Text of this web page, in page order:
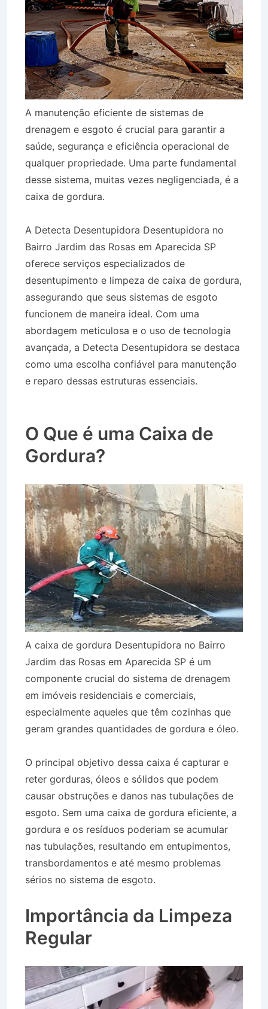
A manutenção eficiente de sistemas de
drenagem e esgoto é crucial para garantir a
saúde, segurança e eficiência operacional de
qualquer propriedade. Uma parte fundamental
desse sistema, muitas vezes negligenciada, é a
caixa de gordura.
A Detecta Desentupidora Desentupidora no
Bairro Jardim das Rosas em Aparecida SP
oferece serviços especializados de
desentupimento e limpeza de caixa de gordura,
assegurando que seus sistemas de esgoto
funcionem de maneira ideal. Com uma
abordagem meticulosa e o uso de tecnologia
avançada, a Detecta Desentupidora se destaca
como uma escolha confiável para manutenção
e reparo dessas estruturas essenciais.
O Que é uma Caixa de
Gordura?
A caixa de gordura Desentupidora no Bairro
Jardim das Rosas em Aparecida SP é um
componente crucial do sistema de drenagem
em imóveis residenciais e comerciais,
especialmente aqueles que têm cozinhas que
geram grandes quantidades de gordura e óleo.
O principal objetivo dessa caixa é capturar e
reter gorduras, óleos e sólidos que podem
causar obstruções e danos nas tubulações de
esgoto. Sem uma caixa de gordura eficiente, a
gordura e os resíduos poderiam se acumular
nas tubulações, resultando em entupimentos,
transbordamentos e até mesmo problemas
sérios no sistema de esgoto.
Importância da Limpeza
Regular